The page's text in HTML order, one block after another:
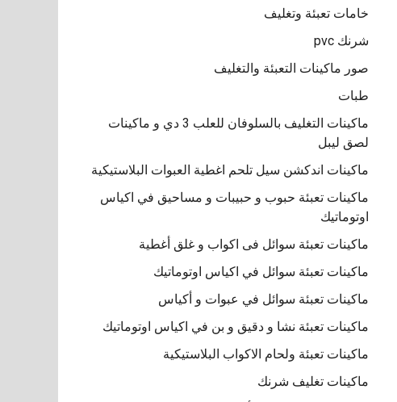
خامات تعبئة وتغليف
شرنك pvc
صور ماكينات التعبئة والتغليف
طبات
ماكينات التغليف بالسلوفان للعلب 3 دي و ماكينات
لصق ليبل
ماكينات اندكشن سيل تلحم اغطية العبوات البلاستيكية
ماكينات تعبئة حبوب و حبيبات و مساحيق في اكياس
اوتوماتيك
ماكينات تعبئة سوائل فى اكواب و غلق أغطية
ماكينات تعبئة سوائل في اكياس اوتوماتيك
ماكينات تعبئة سوائل في عبوات و أكياس
ماكينات تعبئة نشا و دقيق و بن في اكياس اوتوماتيك
ماكينات تعبئة ولحام الاكواب البلاستيكية
ماكينات تغليف شرنك